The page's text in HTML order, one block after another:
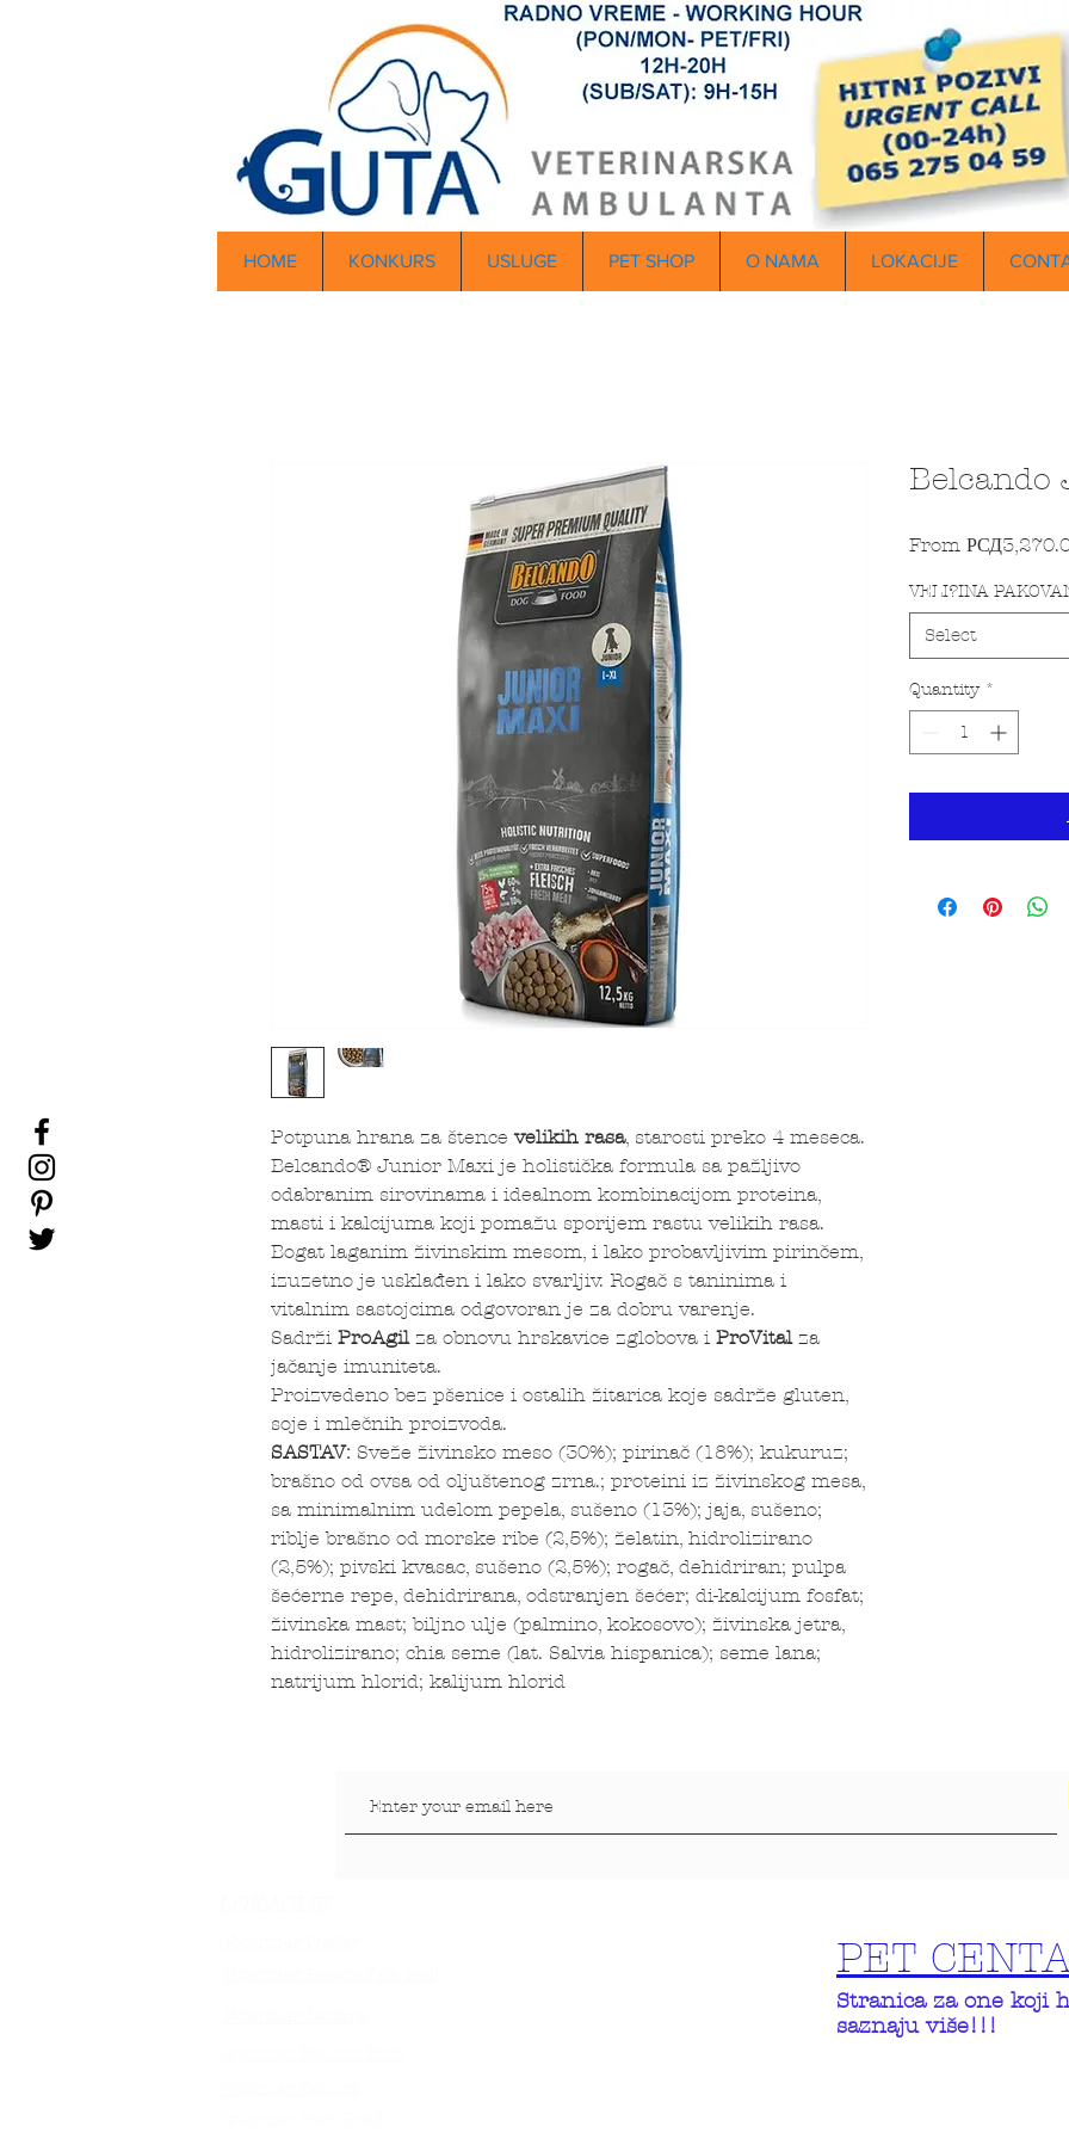
HOME KONKURS USLUGE PET SHOP O NAMA LOKACIJE
Potpuna hrana za štence velikih rasa, starosti preko 4 meseca.
Belcando® Junior Maxi je holistička formula sa pažljivo
odabranim sirovinama i idealnom kombinacijom proteina,
masti i kalcijuma koji pomažu sporijem rastu velikih rasa.
Bogat laganim živinskim mesom, i lako probavljivim pirinčem,
izuzetno je usklađen i lako svarljiv. Rogač s taninima i
vitalnim sastojcima odgovoran je za dobru varenje.
Sadrži ProAgil za obnovu hrskavice zglobova i ProVital za
jačanje imuniteta.
Proizvedeno bez pšenice i ostalih žitarica koje sadrže gluten,
soje i mlečnih proizvoda.
SASTAV: Sveže živinsko meso (30%); pirinač (18%); kukuruz;
brašno od ovsa od oljuštenog zrna.; proteini iz živinskog mesa,
sa minimalnim udelom pepela, sušeno (13%); jaja, sušeno;
riblje brašno od morske ribe (2,5%); želatin, hidrolizirano
(2,5%); pivski kvasac, sušeno (2,5%); rogač, dehidriran; pulpa
šećerne repe, dehidrirana, odstranjen šećer; di-kalcijum fosfat;
živinska mast; biljno ulje (palmino, kokosovo); živinska jetra,
hidrolizirano; chia seme (lat. Salvia hispanica); seme lana;
natrijum hlorid; kalijum hlorid
Belcando
From
VELI?INA
Select
Quantity *
PET
Stranica za one koji
saznaju više!!!